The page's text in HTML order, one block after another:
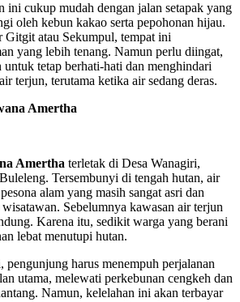
ini cukup mudah dengan jalan setapak yang
oleh kebun kakao serta pepohonan hijau.
Gitgit atau Sekumpul, tempat ini
yang lebih tenang. Namun perlu diingat,
tetap berhati-hati dan menghindari
terjun, terutama ketika air sedang deras.
Amertha
Amertha terletak di Desa Wanagiri,
Tersembunyi di tengah hutan, air
alam yang masih sangat asri dan
Sebelumnya kawasan air terjun
Karena itu, sedikit warga yang berani
lebat menutupi hutan.
harus menempuh perjalanan
utama, melewati perkebunan cengkeh dan
Namun, kelelahan ini akan terbayar